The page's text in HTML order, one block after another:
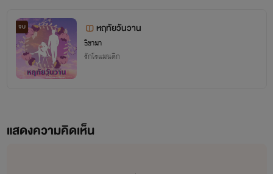
จบ หฤทัยวันวาน
ธิชามา
รักโรแมนติก
แสดงความคิดเห็น